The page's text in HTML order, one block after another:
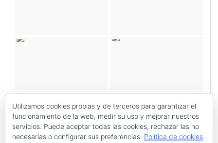
Utilizamos cookies propias y de terceros para garantizar el
funcionamiento de la web, medir su uso y mejorar nuestros
servicios. Puede aceptar todas las cookies, rechazar las no
necesarias o configurar sus preferencias. Política de cookies